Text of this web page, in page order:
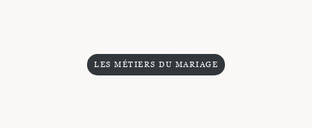
LES MÉTIERS DU MARIAGE